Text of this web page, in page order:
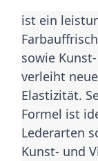
ist ein
sowie
verleiht
Elastizität.
Formel ist
Lederarten
Kunst- und